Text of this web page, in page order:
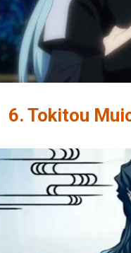
6. Tokitou